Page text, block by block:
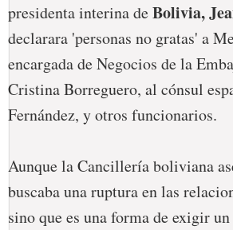
presidenta interina deBolivia,
declarara 'personas no gratas' a
encargada de Negocios de la
Cristina Borreguero, al cónsul
Fernández, y otros funcionarios.
Aunque la Cancillería boliviana
buscaba una ruptura en las
sino que es una forma de exigir